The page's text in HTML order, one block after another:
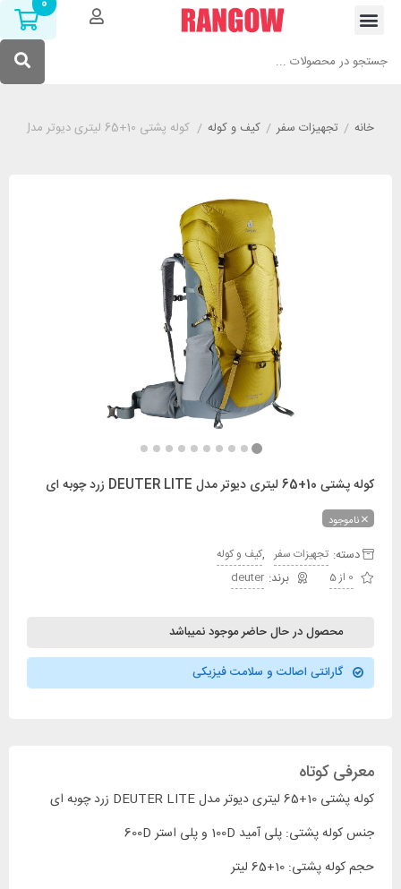
خانه/ تجهیزات سفر/ کیف و کوله/ کوله پشتی 10+65 لیتری دیوتر مدل DEUTER LITE زرد چوبه ای
کوله پشتی 10+65 لیتری دیوتر مدل DEUTER LITE زرد چوبه ای
ناموجود
دسته: تجهیزات سفر , کیف و کوله
0 از 5
deuter
محصول در حال حاضر موجود نمیباشد
گارانتی اصالت و سلامت فیزیکی
معرفی کوتاه
کوله پشتی 10+65 لیتری دیوتر مدل DEUTER LITE زرد چوبه ای
جنس کوله پشتی: پلی آمید 100D و پلی استر 600D
حجم کوله پشتی: 10+65 لیتر